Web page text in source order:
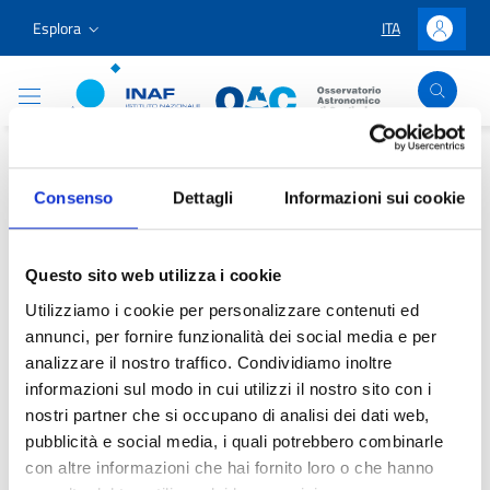
Consenso Dettagli Informazioni sui cookie
Questo sito web utilizza i cookie
Utilizziamo i cookie per personalizzare contenuti ed
annunci, per fornire funzionalità dei social media e per
analizzare il nostro traffico. Condividiamo inoltre
informazioni sul modo in cui utilizzi il nostro sito con i
nostri partner che si occupano di analisi dei dati web,
pubblicità e social media, i quali potrebbero combinarle
con altre informazioni che hai fornito loro o che hanno
Vai ai contenuti
Vai al menu di navigazione
Vai al footer
Esplora LINGUA
ITA Accedi
Osservatorio Astronomico Cagliari
Home/Amministrazione trasparente/Direttore
Direttore
Federica Govoni